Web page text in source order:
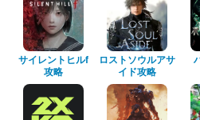
サイレントヒルf
攻略
ロストソウルアサ
イド攻略